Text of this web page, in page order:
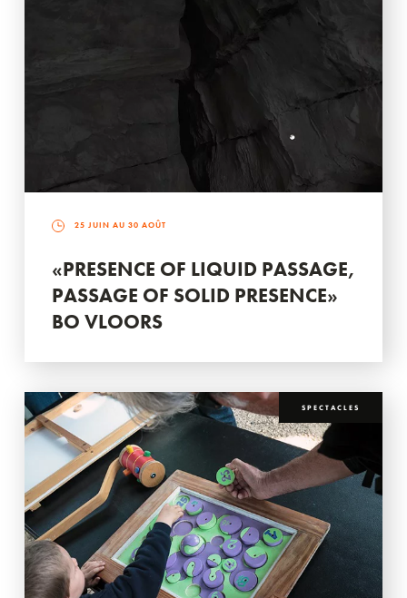
25 JUIN AU 30 AOÛT
«PRESENCE OF LIQUID PASSAGE,
PASSAGE OF SOLID PRESENCE»
BO VLOORS
SPECTACLES